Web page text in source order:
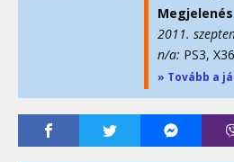
2011.
n/a: PS3,
» Tovább a